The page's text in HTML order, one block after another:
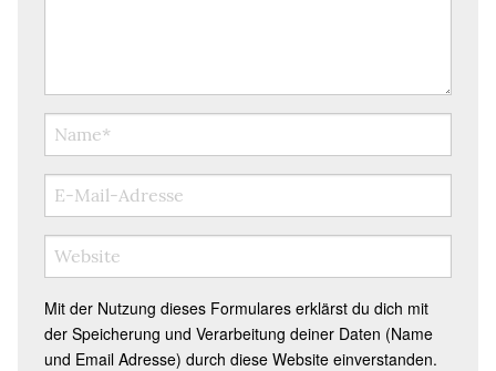
Mit der Nutzung dieses Formulares erklärst du dich mit
der Speicherung und Verarbeitung deiner Daten (Name
und Email Adresse) durch diese Website einverstanden.